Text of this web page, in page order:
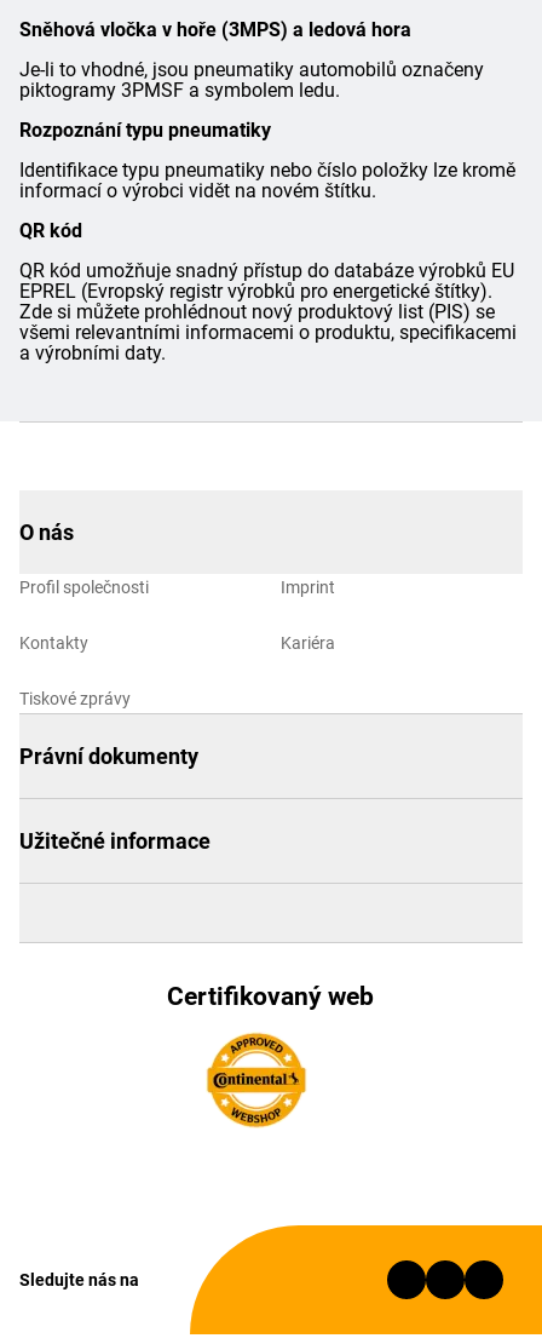
Sněhová vločka v hoře (3MPS) a ledová hora
Je-li to vhodné, jsou pneumatiky automobilů označeny
piktogramy 3PMSF a symbolem ledu.
Rozpoznání typu pneumatiky
Identifikace typu pneumatiky nebo číslo položky lze kromě
informací o výrobci vidět na novém štítku.
QR kód
QR kód umožňuje snadný přístup do databáze výrobků EU
EPREL (Evropský registr výrobků pro energetické štítky).
Zde si můžete prohlédnout nový produktový list (PIS) se
všemi relevantními informacemi o produktu, specifikacemi
a výrobními daty.
O nás
Profil společnosti
Kontakty
Tiskové zprávy
Imprint
Kariéra
Právní dokumenty
Užitečné informace
Certifikovaný web
Sledujte nás na